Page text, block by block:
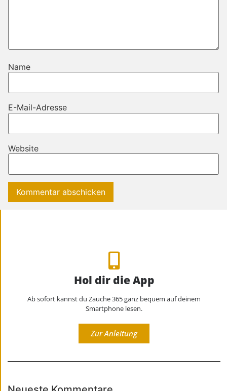
Name
E-Mail-Adresse
Website
Hol dir die App
Ab sofort kannst du Zauche 365 ganz bequem auf deinem
Smartphone lesen.
Zur Anleitung